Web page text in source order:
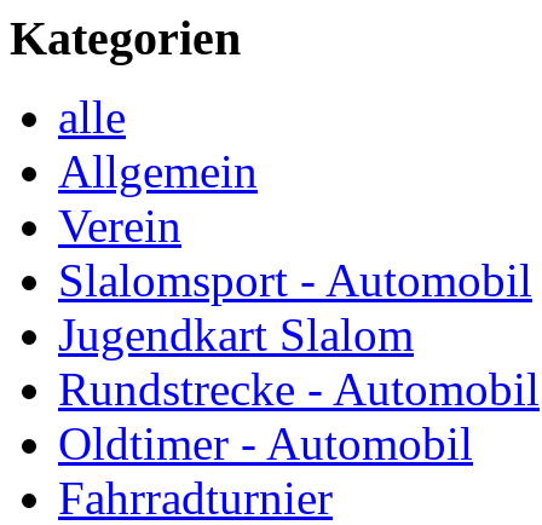
Kategorien
alle
Allgemein
Verein
Slalomsport - Automobil
Jugendkart Slalom
Rundstrecke - Automobil
Oldtimer - Automobil
Fahrradturnier